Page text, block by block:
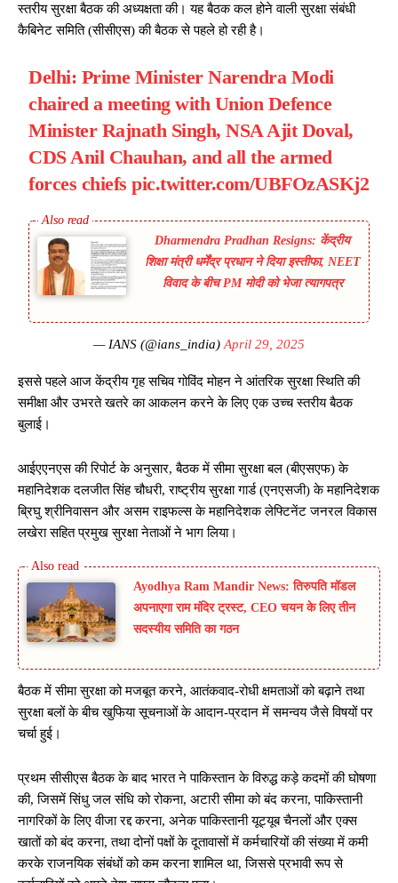
स्तरीय सुरक्षा बैठक की अध्यक्षता की। यह बैठक कल होने वाली सुरक्षा संबंधी
कैबिनेट समिति (सीसीएस) की बैठक से पहले हो रही है।
Delhi: Prime Minister Narendra Modi
chaired a meeting with Union Defence
Minister Rajnath Singh, NSA Ajit Doval,
CDS Anil Chauhan, and all the armed
forces chiefspic.twitter.com/UBFOzASKj2
Dharmendra Pradhan Resigns: केंद्रीय
शिक्षा मंत्री धर्मेंद्र प्रधान ने दिया इस्तीफा, NEET
विवाद के बीच PM मोदी को भेजा त्यागपत्र
— IANS (@ians_india)April 29, 2025
इससे पहले आज केंद्रीय गृह सचिव गोविंद मोहन ने आंतरिक सुरक्षा स्थिति की
समीक्षा और उभरते खतरे का आकलन करने के लिए एक उच्च स्तरीय बैठक
बुलाई।
आईएएनएस की रिपोर्ट के अनुसार, बैठक में सीमा सुरक्षा बल (बीएसएफ) के
महानिदेशक दलजीत सिंह चौधरी, राष्ट्रीय सुरक्षा गार्ड (एनएसजी) के महानिदेशक
ब्रिघु श्रीनिवासन और असम राइफल्स के महानिदेशक लेफ्टिनेंट जनरल विकास
लखेरा सहित प्रमुख सुरक्षा नेताओं ने भाग लिया।
Ayodhya Ram Mandir News: तिरुपति मॉडल
अपनाएगा राम मंदिर ट्रस्ट, CEO चयन के लिए तीन
सदस्यीय समिति का गठन
बैठक में सीमा सुरक्षा को मजबूत करने, आतंकवाद-रोधी क्षमताओं को बढ़ाने तथा
सुरक्षा बलों के बीच खुफिया सूचनाओं के आदान-प्रदान में समन्वय जैसे विषयों पर
चर्चा हुई।
प्रथम सीसीएस बैठक के बाद भारत ने पाकिस्तान के विरुद्ध कड़े कदमों की घोषणा
की, जिसमें सिंधु जल संधि को रोकना, अटारी सीमा को बंद करना, पाकिस्तानी
नागरिकों के लिए वीजा रद्द करना, अनेक पाकिस्तानी यूट्यूब चैनलों और एक्स
खातों को बंद करना, तथा दोनों पक्षों के दूतावासों में कर्मचारियों की संख्या में कमी
करके राजनयिक संबंधों को कम करना शामिल था, जिससे प्रभावी रूप से